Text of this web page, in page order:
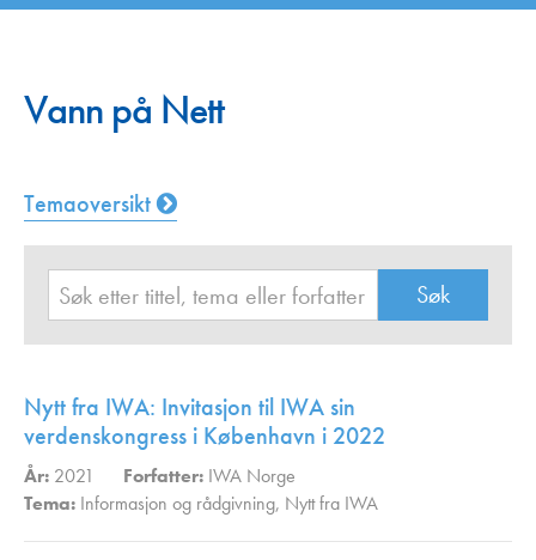
Vann på Nett
Temaoversikt
Nytt fra IWA: Invitasjon til IWA sin
verdenskongress i København i 2022
År: 2021 Forfatter: IWA Norge
Tema: Informasjon og rådgivning, Nytt fra IWA